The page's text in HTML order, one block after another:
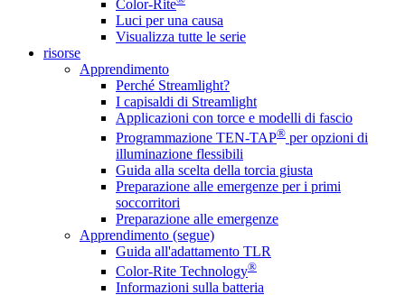
Color-Rite
Luci per una causa
Visualizza tutte le serie
risorse
Apprendimento
Perché Streamlight?
I capisaldi di Streamlight
Applicazioni con torce e modelli di fascio
Programmazione TEN-TAP® per opzioni di
illuminazione flessibili
Guida alla scelta della torcia giusta
Preparazione alle emergenze per i primi
soccorritori
Preparazione alle emergenze
Apprendimento (segue)
Guida all'adattamento TLR
Color-Rite Technology®
Informazioni sulla batteria